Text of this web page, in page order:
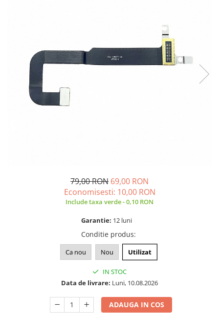
A2442 (M1 14” 2021)
A2485 (M1 16” 2021)
A2779 (M2 14” 2023)
A2918 (M3 14” 2023)
A2992 (M3 14” 2023)
A1466 (13” 2012-2017)
A1932 (13” 2018-2019)
A2337 (M1 13” 2020)
A2681 (M2 13” 2022)
A2941 (M2 15” 2023)
79,00 RON 69,00 RON
Economisesti: 10,00 RON
Include taxa verde - 0,10 RON
Garantie: 12 luni
Conditie produs:
Ca nou Nou Utilizat
IN STOC
Data de livrare: Luni, 10.08.2026
ADAUGA IN COS